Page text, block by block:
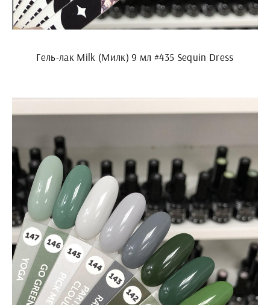
Гель-лак Milk (Милк) 9 мл #435 Sequin Dress